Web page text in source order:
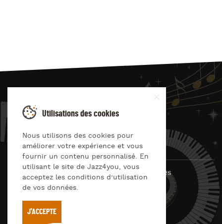
JAZZ4
© Jazz4you 2019 – 2026 Tous droits réservés
Déclaration de confidentialité
RGPD & consentement
Conditions générales d’utilisation
Utilisations des cookies
Nous utilisons des cookies pour
améliorer votre expérience et vous
fournir un contenu personnalisé. En
utilisant le site de Jazz4you, vous
acceptez les conditions d’utilisation
de vos données.
J'ACCEPTE